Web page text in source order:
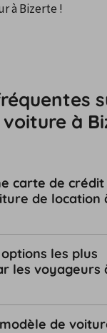
à Bizerte !
à
carte de
de location
les plus
les voyageurs
de